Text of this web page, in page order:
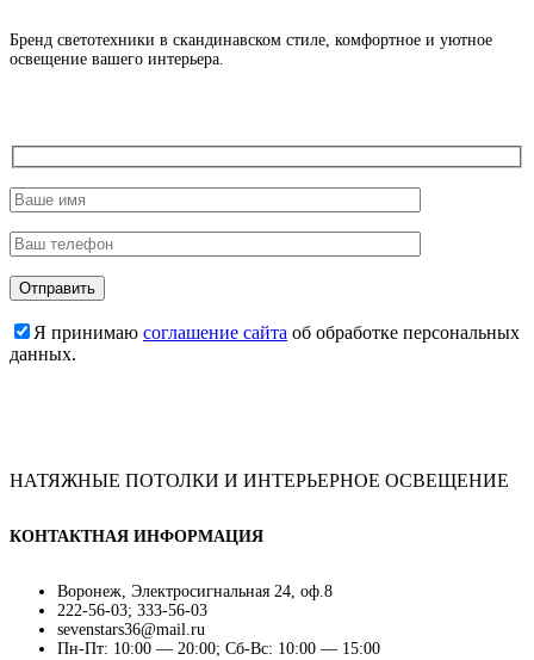
Бренд светотехники в скандинавском стиле, комфортное и уютное
освещение вашего интерьера.
Я принимаю соглашение сайта об обработке персональных
данных.
НАТЯЖНЫЕ ПОТОЛКИ И ИНТЕРЬЕРНОЕ ОСВЕЩЕНИЕ
КОНТАКТНАЯ ИНФОРМАЦИЯ
Воронеж, Электросигнальная 24, оф.8
222-56-03; 333-56-03
sevenstars36@mail.ru
Пн-Пт: 10:00 — 20:00; Сб-Вс: 10:00 — 15:00